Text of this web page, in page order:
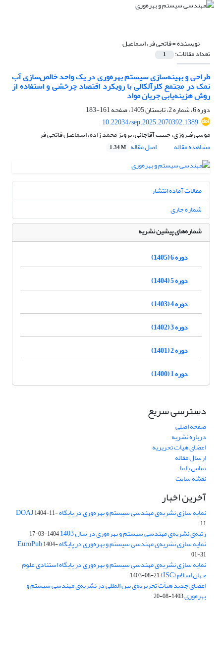
نویسنده =فاتحی فر، اسماعیل
تعداد مقالات: 1
طراحی و بهینه‌سازی سیستم بهره‌وری در یک واحد خالص‌سازی آب
نمک در مجتمع کلرآلکالی با رویکرد اقتصاد چرخشی و استفاده از
روش هزینه‌یابی جریان مواد
دوره 6، شماره 2، تابستان 1405، صفحه
161-183
10.22034/sep.2025.2070392.1389
موسی فیروزی، حبیب آقاجانی، پرویز محمد زاده، اسماعیل فاتحی فر
مشاهده مقاله
اصل مقاله 1.34 M
مقالات آماده انتشار
شماره جاری
شماره‌های پیشین نشریه
دوره 6 (1405)
دوره 5 (1404)
دوره 4 (1403)
دوره 3 (1402)
دوره 2 (1401)
دوره 1 (1400)
دسترسی سریع
صفحه اصلی
درباره نشریه
اعضای هیات تحریریه
ارسال مقاله
تماس با ما
نقشه سایت
آخرین اخبار
نمایه سازی نشریه‌ی مهندسی سیستم و بهره‌وری در پایگاه DOAJ1404-11-
11
رتبه‌ی نشریه‌ی مهندسی سیستم و بهره‌وری در سال 1403 1404-03-17
نمایه سازی نشریه‌ی مهندسی سیستم و بهره‌وری در پایگاه EuroPub1404-
01-31
نمایه سازی نشریه‌ی مهندسی سیستم و بهره‌وری در پایگاه استنادی علوم
جهان اسلام (ISC) 1403-08-21
اعضای جدید هیأت تحریریه‌ی بین المللی در نشریه‌ی مهندسی سیستم و
بهره‌وری1403-08-20